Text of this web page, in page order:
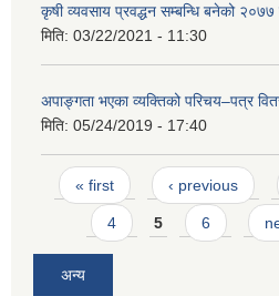
कृषी व्यवसाय प्रवद्धन सम्बन्धि बनेको
मिति: 03/22/2021 - 11:30
अपाङ्गता भएका व्यक्तिको परिचय–पत्र
मिति: 05/24/2019 - 17:40
Pages
« first ‹ previous
4 5 6
अन्य